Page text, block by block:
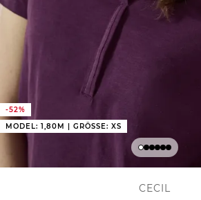
-52%
MODEL: 1,80M | GRÖSSE: XS
CECIL